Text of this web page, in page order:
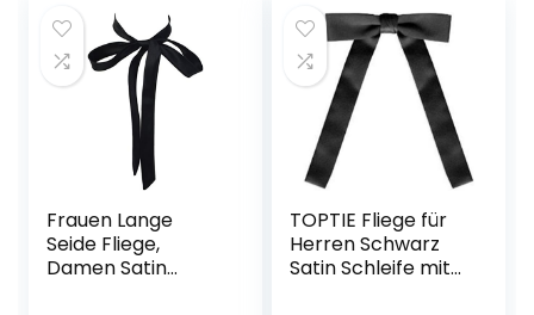
ne Fliege,für
Hochzeit Sfeier
Weihnachten
Halloween
Frauen Lange
Seide Fliege,
Damen Satin
TOPTIE Fliege für
Herren Schwarz
Satin Schleife mit